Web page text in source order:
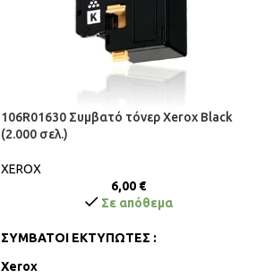
106R01630 Συμβατό τόνερ Xerox Black
(2.000 σελ.)
XEROX
6,00 €
Σε απόθεμα
ΣΥΜΒΑΤΟΙ ΕΚΤΥΠΩΤΕΣ :
Xerox